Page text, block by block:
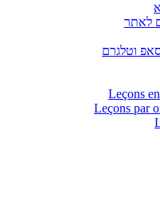
לאתר
וטלגרם
Leçons
Leçons par